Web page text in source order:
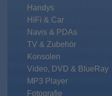
Handys
HiFi & Car
Navis & PDAs
TV & Zubehör
Konsolen
Video, DVD & BlueRay
MP3 Player
Fotografie